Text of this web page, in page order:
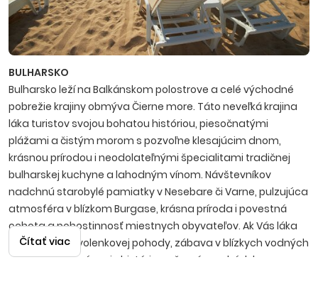
BULHARSKO
Bulharsko leží na Balkánskom polostrove a celé východné
pobrežie krajiny obmýva Čierne more. Táto neveľká krajina
láka turistov svojou bohatou históriou, piesočnatými
plážami a čistým morom s pozvoľne klesajúcim dnom,
krásnou prírodou i neodolateľnými špecialitami tradičnej
bulharskej kuchyne a lahodným vínom. Návštevníkov
nadchnú starobylé pamiatky v Nesebare či Varne, pulzujúca
atmosféra v blízkom Burgase, krásna príroda i povestná
ochota a pohostinnosť miestnych obyvateľov. Ak Vás láka
predstava dovolenkovej pohody, zábava v blízkych vodných
parkoch, spoznávanie histórie, večerné prechádzky po
Čítať viac